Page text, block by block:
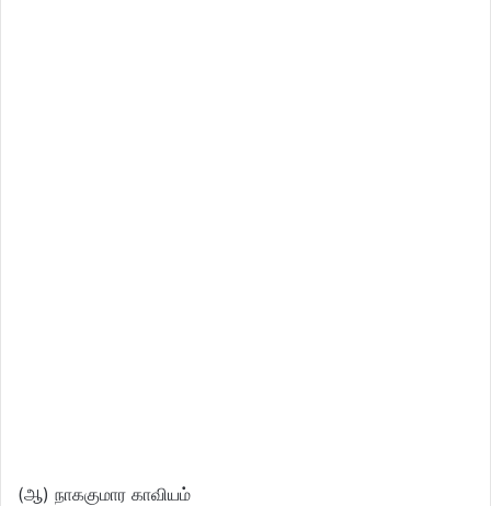
(ஆ) நாககுமார காவியம்